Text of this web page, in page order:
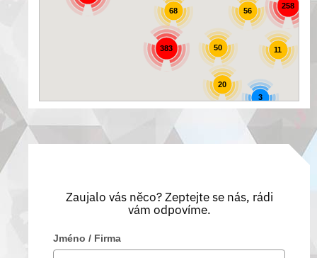
50
56
383
258
20
3
68
11
Zaujalo vás něco? Zeptejte se nás, rádi
vám odpovíme.
Jméno / Firma